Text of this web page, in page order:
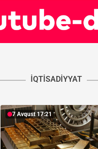
İQTISADIYYAT
7 Avqust 17:21